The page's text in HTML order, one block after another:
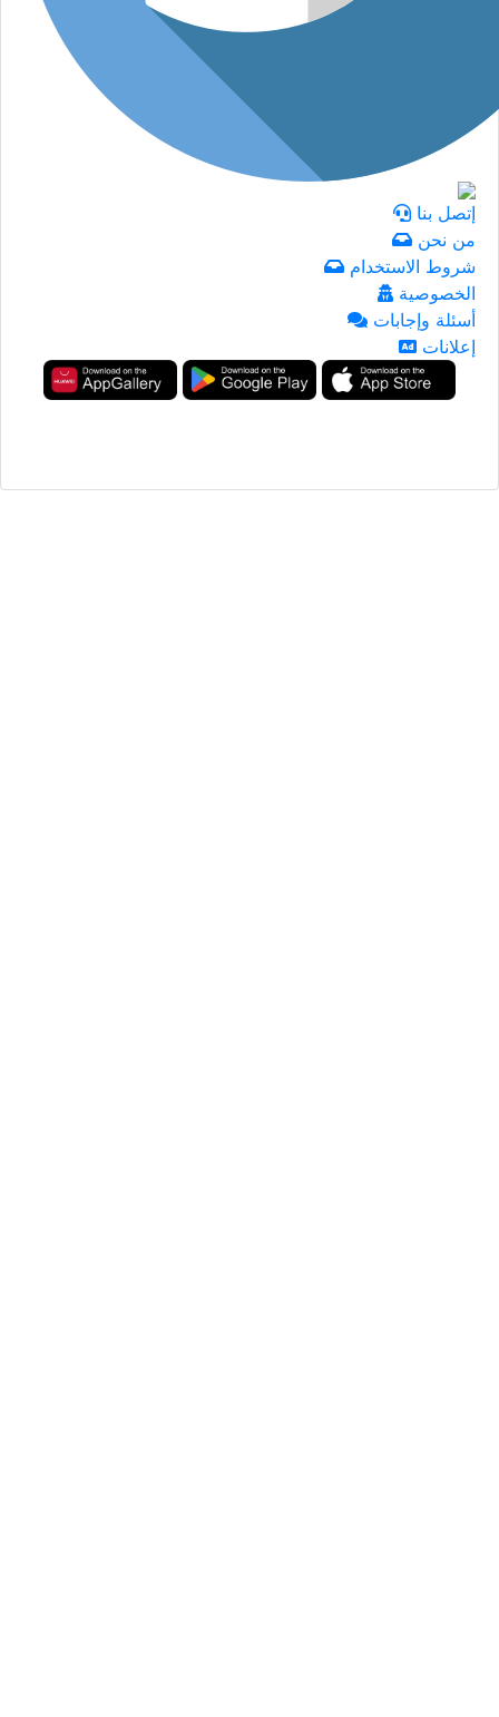
إتصل بنا
من نحن
شروط الاستخدام
الخصوصية
أسئلة وإجابات
إعلانات